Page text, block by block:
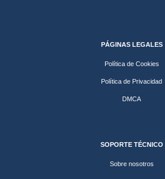
PÁGINAS LEGALES
Política de Cookies
Política de Privacidad
DMCA
SOPORTE TÉCNICO
Sobre nosotros